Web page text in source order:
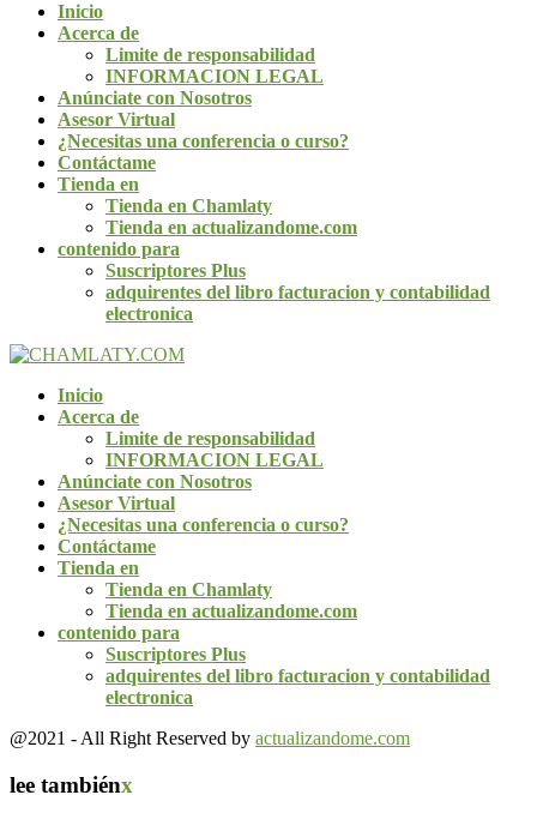
Inicio
Acerca de
Limite de responsabilidad
INFORMACION LEGAL
Anúnciate con Nosotros
Asesor Virtual
¿Necesitas una conferencia o curso?
Contáctame
Tienda en
Tienda en Chamlaty
Tienda en actualizandome.com
contenido para
Suscriptores Plus
adquirentes del libro facturacion y contabilidad
electronica
Inicio
Acerca de
Limite de responsabilidad
INFORMACION LEGAL
Anúnciate con Nosotros
Asesor Virtual
¿Necesitas una conferencia o curso?
Contáctame
Tienda en
Tienda en Chamlaty
Tienda en actualizandome.com
contenido para
Suscriptores Plus
adquirentes del libro facturacion y contabilidad
electronica
@2021 - All Right Reserved by actualizandome.com
lee tambiénx